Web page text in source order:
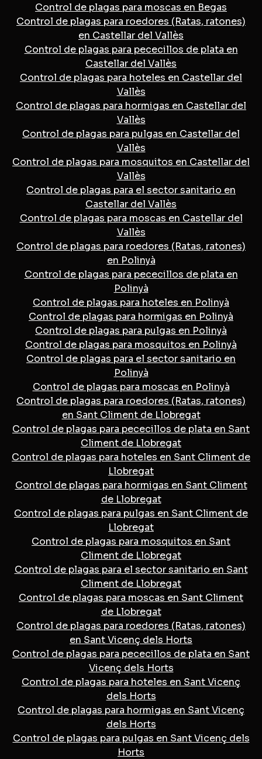
Control de plagas para moscas en Begas
Control de plagas para roedores (Ratas, ratones)
en Castellar del Vallès
Control de plagas para pececillos de plata en
Castellar del Vallès
Control de plagas para hoteles en Castellar del
Vallès
Control de plagas para hormigas en Castellar del
Vallès
Control de plagas para pulgas en Castellar del
Vallès
Control de plagas para mosquitos en Castellar del
Vallès
Control de plagas para el sector sanitario en
Castellar del Vallès
Control de plagas para moscas en Castellar del
Vallès
Control de plagas para roedores (Ratas, ratones)
en Polinyà
Control de plagas para pececillos de plata en
Polinyà
Control de plagas para hoteles en Polinyà
Control de plagas para hormigas en Polinyà
Control de plagas para pulgas en Polinyà
Control de plagas para mosquitos en Polinyà
Control de plagas para el sector sanitario en
Polinyà
Control de plagas para moscas en Polinyà
Control de plagas para roedores (Ratas, ratones)
en Sant Climent de Llobregat
Control de plagas para pececillos de plata en Sant
Climent de Llobregat
Control de plagas para hoteles en Sant Climent de
Llobregat
Control de plagas para hormigas en Sant Climent
de Llobregat
Control de plagas para pulgas en Sant Climent de
Llobregat
Control de plagas para mosquitos en Sant
Climent de Llobregat
Control de plagas para el sector sanitario en Sant
Climent de Llobregat
Control de plagas para moscas en Sant Climent
de Llobregat
Control de plagas para roedores (Ratas, ratones)
en Sant Vicenç dels Horts
Control de plagas para pececillos de plata en Sant
Vicenç dels Horts
Control de plagas para hoteles en Sant Vicenç
dels Horts
Control de plagas para hormigas en Sant Vicenç
dels Horts
Control de plagas para pulgas en Sant Vicenç dels
Horts